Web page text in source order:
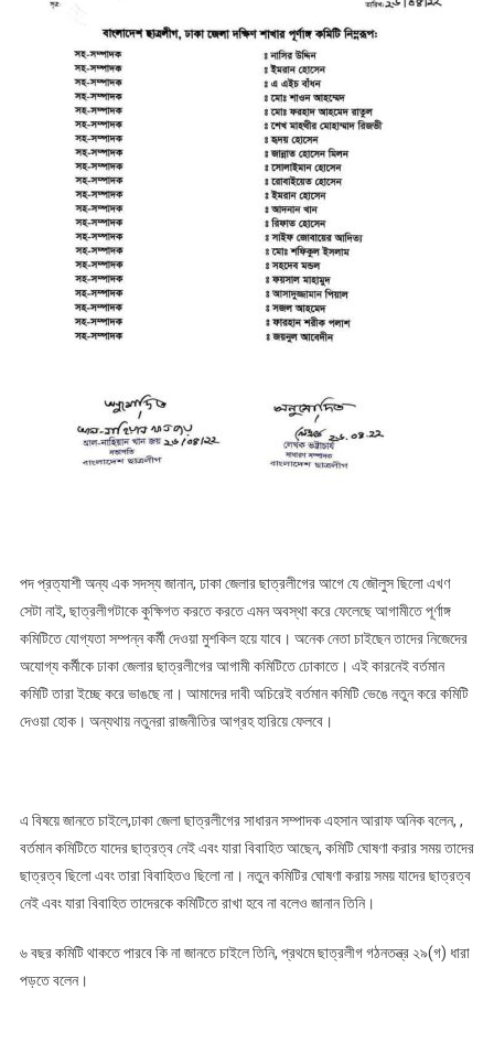
পদ প্রত্যাশী অন্য এক সদস্য জানান, ঢাকা জেলার ছাত্রলীগের আগে যে জৌলুস ছিলো এখণ
সেটা নাই, ছাত্রলীগটাকে কুক্ষিগত করতে করতে এমন অবস্থা করে ফেলেছে আগামীতে পূর্ণাঙ্গ
কমিটিতে যোগ্যতা সম্পন্ন কর্মী দেওয়া মুশকিল হয়ে যাবে। অনেক নেতা চাইছেন তাদের নিজেদের
অযোগ্য কর্মীকে ঢাকা জেলার ছাত্রলীগের আগামী কমিটিতে ঢোকাতে। এই কারনেই বর্তমান
কমিটি তারা ইচ্ছে করে ভাঙছে না। আমাদের দাবী অচিরেই বর্তমান কমিটি ভেঙে নতুন করে কমিটি
দেওয়া হোক। অন্যথায় নতুনরা রাজনীতির আগ্রহ হারিয়ে ফেলবে।
‌এ বিষয়ে জানতে চাইলে,ঢাকা জেলা ছাত্রলীগের সাধারন সম্পাদক এহসান আরাফ অনিক বলেন, ,
বর্তমান কমিটিতে যাদের ছাত্রত্ব নেই এবং যারা বিবাহিত আছেন, কমিটি ঘোষণা করার সময় তাদের
ছাত্রত্ব ছিলো এবং তারা বিবাহিতও ছিলো না। নতুন কমিটির ঘোষণা করায় সময় যাদের ছাত্রত্ব
নেই এবং যারা বিবাহিত তাদেরকে কমিটিতে রাখা হবে না বলেও জানান তিনি।
৬ বছর কমিটি থাকতে পারবে কি না জানতে চাইলে তিনি, প্রথমে ছাত্রলীগ গঠনতন্ত্র ২৯(গ) ধারা
পড়তে বলেন।